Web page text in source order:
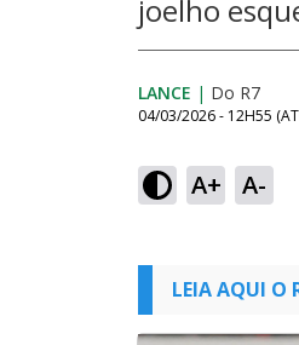
joelho
LANCE | Do R7
04/03/2026 - 12H55
A+ A-
LEIA AQUI O